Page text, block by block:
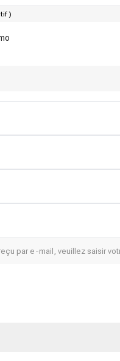
)
par e-mail, veuillez saisir